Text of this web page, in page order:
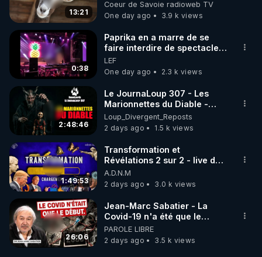
13:21
Coeur de Savoie radioweb TV
One day ago
3.9 k views
0:38
Paprika en a marre de se
faire interdire de spectacle.
Elle décide donc de devenir
DJ !
LEF
One day ago
2.3 k views
2:48:46
Le JournaLoup 307 - Les
Marionnettes du Diable -
Loup Divergent 2026.08.07
Loup_Divergent_Reposts
2 days ago
1.5 k views
1:49:53
Transformation et
Révélations 2 sur 2 - live du
07/08/26
A.D.N.M
2 days ago
3.0 k views
26:06
Jean-Marc Sabatier - La
Covid-19 n'a été que le
début - L'ARNm & l'ARNm-aa
jusqu où auront-t-il ?
PAROLE LIBRE
2 days ago
3.5 k views